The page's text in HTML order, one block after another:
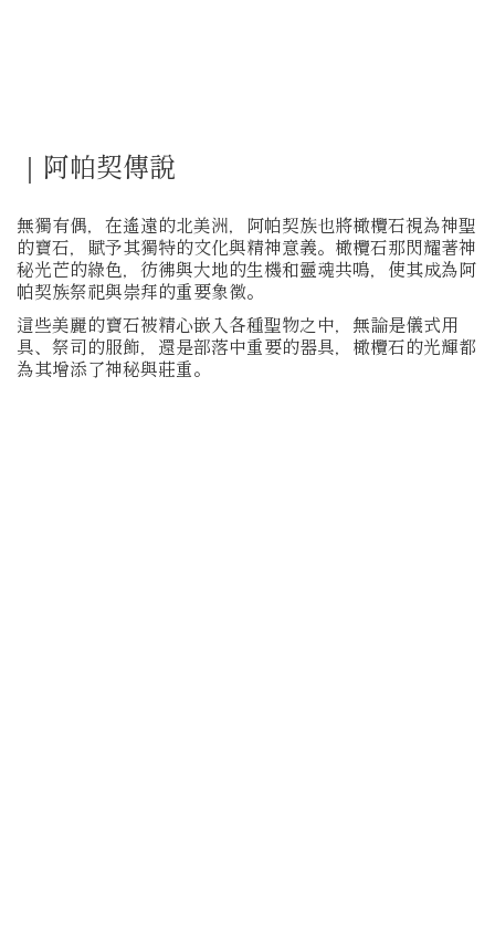
｜阿帕契傳說
無獨有偶，在遙遠的北美洲，阿帕契族也將橄欖石視為神聖
的寶石，賦予其獨特的文化與精神意義。橄欖石那閃耀著神
秘光芒的綠色，彷彿與大地的生機和靈魂共鳴，使其成為阿
帕契族祭祀與崇拜的重要象徵。
這些美麗的寶石被精心嵌入各種聖物之中，無論是儀式用
具、祭司的服飾，還是部落中重要的器具，橄欖石的光輝都
為其增添了神秘與莊重。